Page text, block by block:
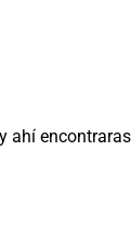
ahí encontraras